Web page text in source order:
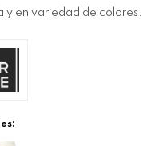
y en variedad de colores.